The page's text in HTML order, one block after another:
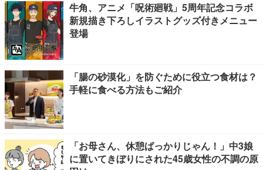
牛角、アニメ「呪術廻戦」5周年記念コラボ
新規描き下ろしイラストグッズ付きメニュー
登場
「腸の砂漠化」を防ぐために役立つ食材は？
手軽に食べる方法もご紹介
「お母さん、休憩ばっかりじゃん！」中3娘
に置いてきぼりにされた45歳女性の不調の原